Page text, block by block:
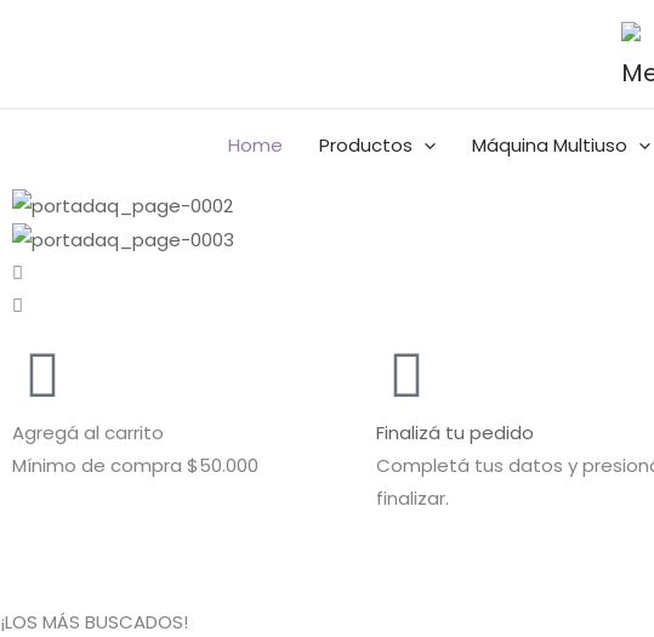
Home Productos Máquina Multiuso
Agregá al carrito
Mínimo de compra $50.000
Finalizá tu pedido
Completá tus datos y
finalizar.
¡LOS MÁS BUSCADOS!